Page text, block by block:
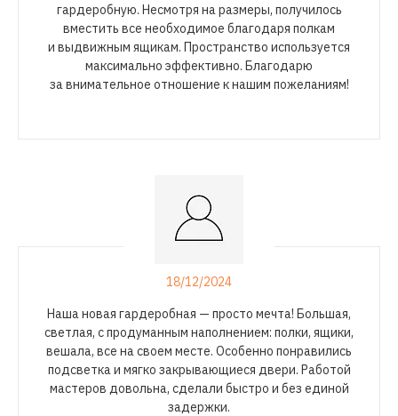
гардеробную. Несмотря на размеры, получилось
вместить все необходимое благодаря полкам
и выдвижным ящикам. Пространство используется
максимально эффективно. Благодарю
за внимательное отношение к нашим пожеланиям!
18/12/2024
Наша новая гардеробная — просто мечта! Большая,
светлая, с продуманным наполнением: полки, ящики,
вешала, все на своем месте. Особенно понравились
подсветка и мягко закрывающиеся двери. Работой
мастеров довольна, сделали быстро и без единой
задержки.